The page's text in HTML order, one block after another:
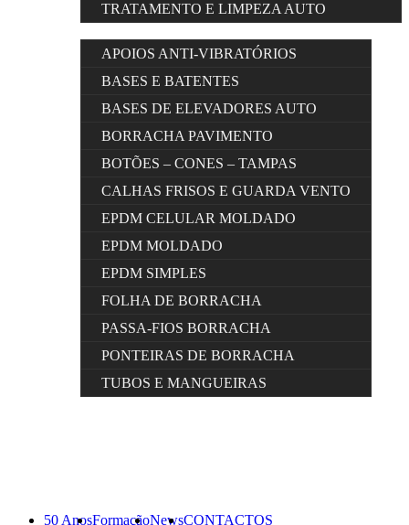
TRATAMENTO E LIMPEZA AUTO
APOIOS ANTI-VIBRATÓRIOS
BASES E BATENTES
BASES DE ELEVADORES AUTO
BORRACHA PAVIMENTO
BOTÕES – CONES – TAMPAS
CALHAS FRISOS E GUARDA VENTO
EPDM CELULAR MOLDADO
EPDM MOLDADO
EPDM SIMPLES
FOLHA DE BORRACHA
PASSA-FIOS BORRACHA
PONTEIRAS DE BORRACHA
TUBOS E MANGUEIRAS
50 AnosFormaçãoNewsCONTACTOS